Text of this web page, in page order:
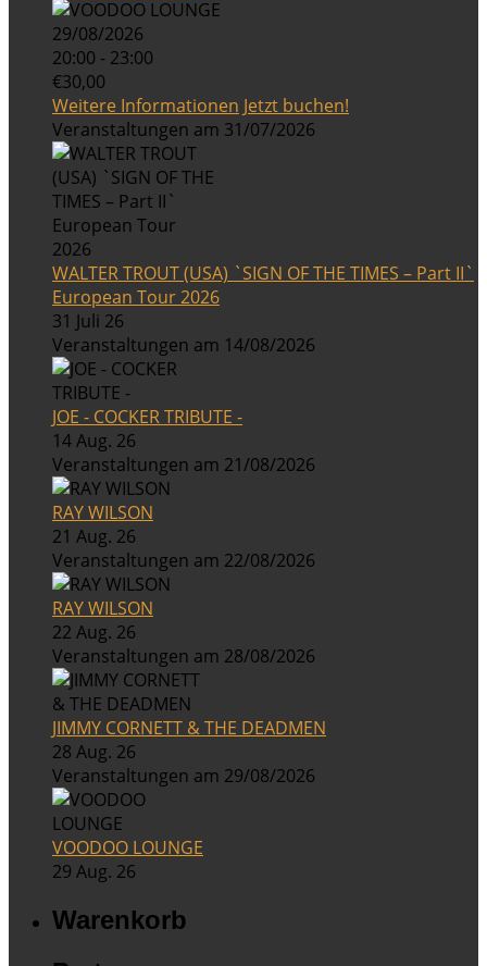
29/08/2026
20:00 - 23:00
€30,00
Weitere Informationen Jetzt buchen!
Veranstaltungen am 31/07/2026
WALTER TROUT (USA) `SIGN OF THE TIMES – Part II`
European Tour 2026
31 Juli 26
Veranstaltungen am 14/08/2026
JOE - COCKER TRIBUTE -
14 Aug. 26
Veranstaltungen am 21/08/2026
RAY WILSON
21 Aug. 26
Veranstaltungen am 22/08/2026
RAY WILSON
22 Aug. 26
Veranstaltungen am 28/08/2026
JIMMY CORNETT & THE DEADMEN
28 Aug. 26
Veranstaltungen am 29/08/2026
VOODOO LOUNGE
29 Aug. 26
Warenkorb